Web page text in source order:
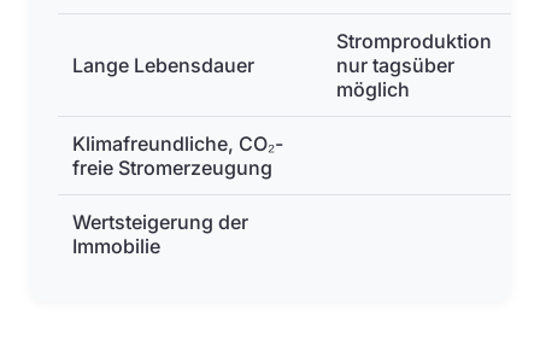
Lange Lebensdauer
Stromproduktion
nur tagsüber
möglich
Klimafreundliche, CO₂-
freie Stromerzeugung
Wertsteigerung der
Immobilie